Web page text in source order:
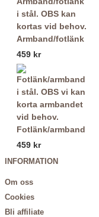
Armband/fotlänk
459 kr
Fotlänk/armband
459 kr
INFORMATION
Om oss
Cookies
Bli affiliate